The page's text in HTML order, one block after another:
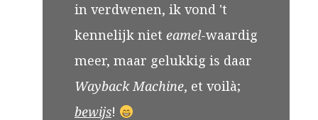
in verdwenen, ik vond 't
kennelijk niet eamel-waardig
meer, maar gelukkig is daar
Wayback Machine, et voilà;
bewijs!